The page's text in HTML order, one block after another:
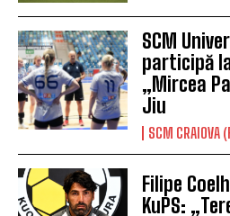
SCM
participă
„Mircea
Jiu
SCM CRAIOVA
Filipe
KuPS: